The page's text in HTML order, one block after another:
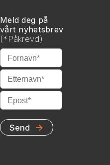
Meld deg på
vårt nyhetsbrev
(* Påkrevd)
Fornavn*
Etternavn*
Epost*
Send →